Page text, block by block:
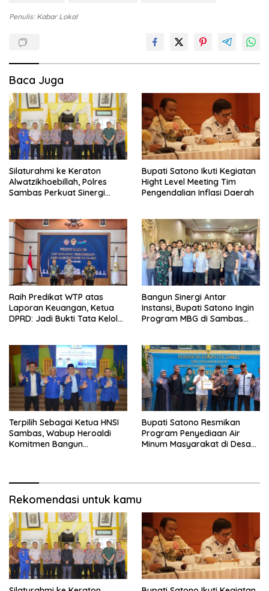
Penulis: Kabar Lokal
Baca Juga
Silaturahmi ke Keraton
Alwatzikhoebillah, Polres
Sambas Perkuat Sinergi
Bupati Satono Ikuti Kegiatan
Hight Level Meeting Tim
Pengendalian Inflasi Daerah
Raih Predikat WTP atas
Laporan Keuangan, Ketua
DPRD: Jadi Bukti Tata Kelola
Bangun Sinergi Antar
Instansi, Bupati Satono Ingin
Program MBG di Sambas
Terpilih Sebagai Ketua HNSI
Sambas, Wabup Heroaldi
Komitmen Bangun
Bupati Satono Resmikan
Program Penyediaan Air
Minum Masyarakat di Desa
Rekomendasi untuk kamu